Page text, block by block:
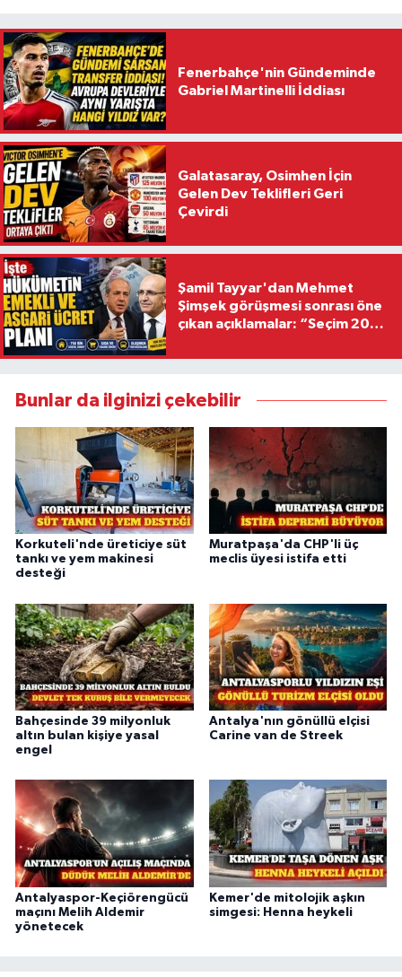
Fenerbahçe'nin Gündeminde
Gabriel Martinelli İddiası
Galatasaray, Osimhen İçin
Gelen Dev Teklifleri Geri
Çevirdi
Şamil Tayyar'dan Mehmet
Şimşek görüşmesi sonrası öne
çıkan açıklamalar: “Seçim 2028
Bunlar da ilginizi çekebilir
Korkuteli'nde üreticiye süt
tankı ve yem makinesi
desteği
Muratpaşa'da CHP'li üç
meclis üyesi istifa etti
Bahçesinde 39 milyonluk
altın bulan kişiye yasal
engel
Antalya'nın gönüllü elçisi
Carine van de Streek
Antalyaspor-Keçiörengücü
maçını Melih Aldemir
yönetecek
Kemer'de mitolojik aşkın
simgesi: Henna heykeli